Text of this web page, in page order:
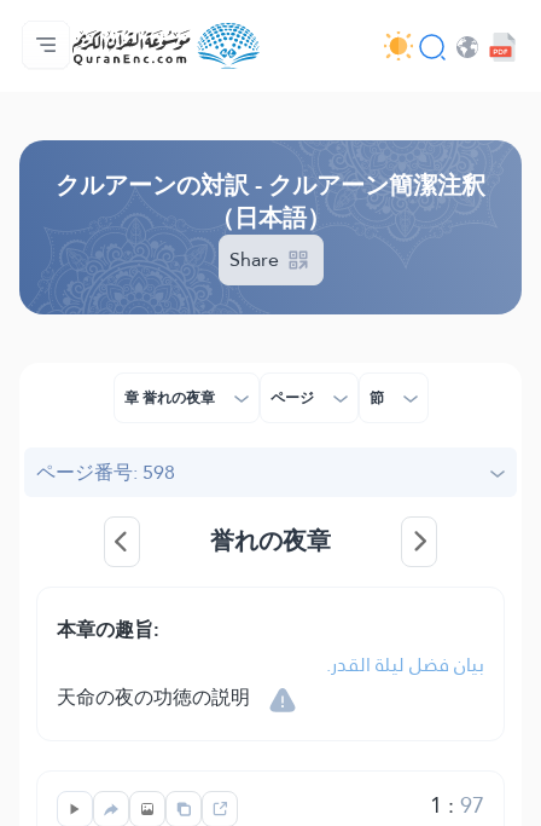
ホーム
対訳の目次
Audio
開発者向け提供サービス - API
事業内容
お問い合わせ
言語
クルアーンの対訳 - クルアーン簡潔注釈
（日本語）
Share
章 誉れの夜章 ページ 節
ページ番号: 598
誉れの夜章
本章の趣旨:
بيان فضل ليلة القدر.
天命の夜の功徳の説明
1 :97